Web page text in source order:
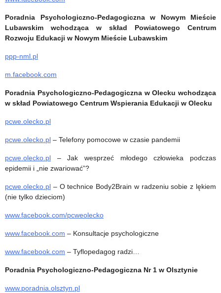
Poradnia Psychologiczno-Pedagogiczna w Nowym Mieście
Lubawskim wchodząca w skład Powiatowego Centrum
Rozwoju Edukacji w Nowym Mieście Lubawskim
ppp-nml.pl
m.facebook.com
Poradnia Psychologiczno-Pedagogiczna w Olecku wchodząca
w skład Powiatowego Centrum Wspierania Edukacji w Olecku
pcwe.olecko.pl
pcwe.olecko.pl – Telefony pomocowe w czasie pandemii
pcwe.olecko.pl – Jak wesprzeć młodego człowieka podczas
epidemii i „nie zwariować”?
pcwe.olecko.pl – O technice Body2Brain w radzeniu sobie z lękiem
(nie tylko dzieciom)
www.facebook.com/pcweolecko
www.facebook.com – Konsultacje psychologiczne
www.facebook.com – Tyflopedagog radzi…
Poradnia Psychologiczno-Pedagogiczna Nr 1 w Olsztynie
www.poradnia.olsztyn.pl